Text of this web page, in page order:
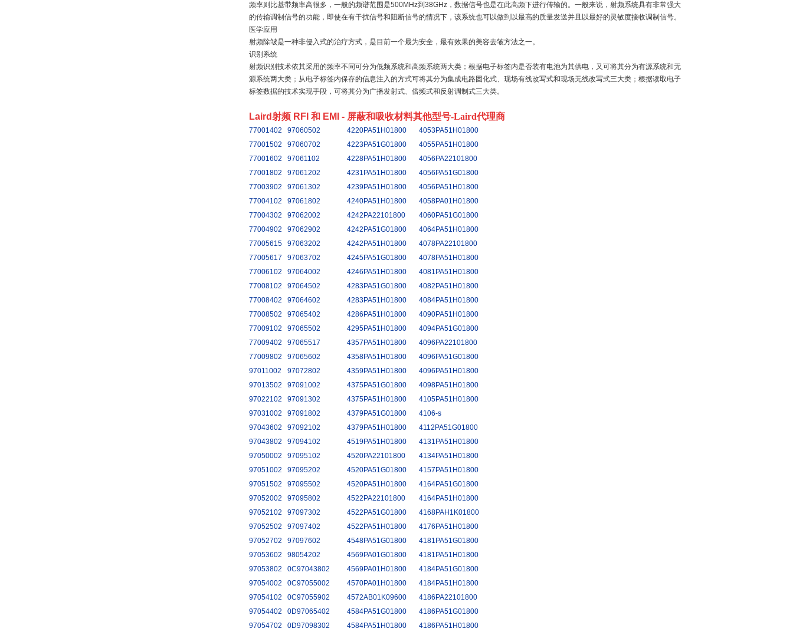
频率则比基带频率高很多，一般的频谱范围是500MHz到38GHz，数据信号也是在此高频下进行传输的。一般来说，射频系统具有非常强大
的传输调制信号的功能，即使在有干扰信号和阻断信号的情况下，该系统也可以做到以最高的质量发送并且以最好的灵敏度接收调制信号。
医学应用
射频除皱是一种非侵入式的治疗方式，是目前一个最为安全，最有效果的美容去皱方法之一。
识别系统
射频识别技术依其采用的频率不同可分为低频系统和高频系统两大类；根据电子标签内是否装有电池为其供电，又可将其分为有源系统和无
源系统两大类；从电子标签内保存的信息注入的方式可将其分为集成电路固化式、现场有线改写式和现场无线改写式三大类；根据读取电子
标签数据的技术实现手段，可将其分为广播发射式、倍频式和反射调制式三大类。
Laird射频 RFI 和 EMI - 屏蔽和吸收材料其他型号-Laird代理商
77001402 97060502 4220PA51H01800
4053PA51H01800
77001502
97060702 4223PA51G01800
4055PA51H01800
77001602
97061102 4228PA51H01800
4056PA22101800
77001802
97061202 4231PA51H01800
4056PA51G01800
77003902
97061302 4239PA51H01800
4056PA51H01800
77004102
97061802 4240PA51H01800
4058PA01H01800
77004302
97062002 4242PA22101800
4060PA51G01800
77004902
97062902 4242PA51G01800
4064PA51H01800
77005615
97063202 4242PA51H01800
4078PA22101800
77005617
97063702 4245PA51G01800
4078PA51H01800
77006102
97064002 4246PA51H01800
4081PA51H01800
77008102
97064502 4283PA51G01800
4082PA51H01800
77008402
97064602 4283PA51H01800
4084PA51H01800
77008502
97065402 4286PA51H01800
4090PA51H01800
77009102
97065502 4295PA51H01800
4094PA51G01800
77009402
97065517 4357PA51H01800
4096PA22101800
77009802
97065602 4358PA51H01800
4096PA51G01800
97011002
97072802 4359PA51H01800
4096PA51H01800
97013502
97091002 4375PA51G01800
4098PA51H01800
97022102
97091302 4375PA51H01800
4105PA51H01800
97031002
97091802 4379PA51G01800
4106-s
97043602
97092102 4379PA51H01800
4112PA51G01800
97043802
97094102 4519PA51H01800
4131PA51H01800
97050002
97095102 4520PA22101800
4134PA51H01800
97051002
97095202 4520PA51G01800
4157PA51H01800
97051502
97095502 4520PA51H01800
4164PA51G01800
97052002
97095802 4522PA22101800
4164PA51H01800
97052102
97097302 4522PA51G01800
4168PAH1K01800
97052502
97097402 4522PA51H01800
4176PA51H01800
97052702
97097602 4548PA51G01800
4181PA51G01800
97053602
98054202 4569PA01G01800
4181PA51H01800
97053802
0C97043802 4569PA01H01800
4184PA51G01800
97054002
0C97055002 4570PA01H01800
4184PA51H01800
97054102
0C97055902 4572AB01K09600
4186PA22101800
97054402
0D97065402 4584PA51G01800
4186PA51G01800
97054702
0D97098302 4584PA51H01800
4186PA51H01800